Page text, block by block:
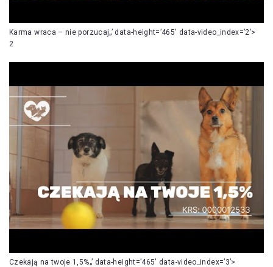
Karma wraca – nie porzucaj„’ data-height=’465′ data-video_index=’2’>
2
Czekają na twoje 1,5%„’ data-height=’465′ data-video_index=’3’>